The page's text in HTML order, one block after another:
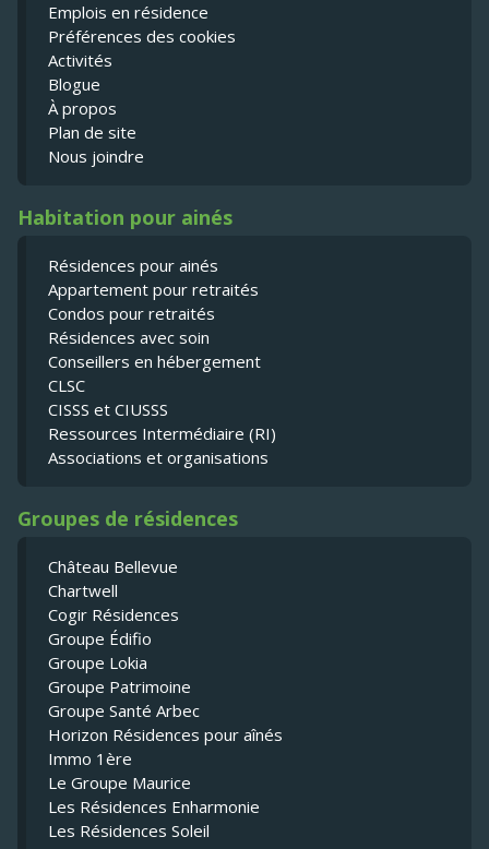
Emplois en résidence
Préférences des cookies
Activités
Blogue
À propos
Plan de site
Nous joindre
Habitation pour ainés
Résidences pour ainés
Appartement pour retraités
Condos pour retraités
Résidences avec soin
Conseillers en hébergement
CLSC
CISSS et CIUSSS
Ressources Intermédiaire (RI)
Associations et organisations
Groupes de résidences
Château Bellevue
Chartwell
Cogir Résidences
Groupe Édifio
Groupe Lokia
Groupe Patrimoine
Groupe Santé Arbec
Horizon Résidences pour aînés
Immo 1ère
Le Groupe Maurice
Les Résidences Enharmonie
Les Résidences Soleil